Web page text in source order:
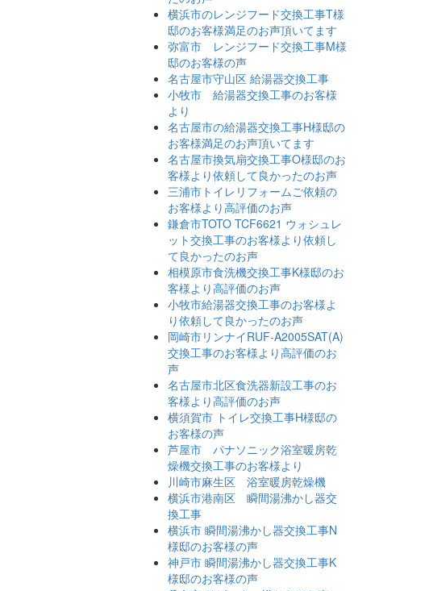
横浜市のレンジフード交換工事T様
邸のお客様満足のお声頂いてます
弥富市 レンジフード交換工事M様
邸のお客様の声
名古屋市守山区 給湯器交換工事
小牧市 給湯器交換工事のお客様
より
名古屋市の給湯器交換工事H様邸の
お客様満足のお声頂いてます
名古屋市換気扇交換工事O様邸のお
客様より依頼して良かったのお声
三浦市トイレリフォームご依頼の
お客様より高評価のお声
鎌倉市TOTO TCF6621 ウォシュレ
ット交換工事のお客様より依頼し
て良かったのお声
相模原市食洗機交換工事K様邸のお
客様より高評価のお声
小牧市給湯器交換工事のお客様よ
り依頼して良かったのお声
岡崎市リンナイRUF-A2005SAT(A)
交換工事のお客様より高評価のお
声
名古屋市北区食洗器新設工事のお
客様より高評価のお声
横須賀市 トイレ交換工事H様邸の
お客様の声
芦屋市 パナソニック浴室暖房乾
燥機交換工事のお客様より
川崎市麻生区 浴室暖房乾燥機
横浜市港南区 瞬間湯沸かし器交
換工事
横浜市 瞬間湯沸かし器交換工事N
様邸のお客様の声
神戸市 瞬間湯沸かし器交換工事K
様邸のお客様の声